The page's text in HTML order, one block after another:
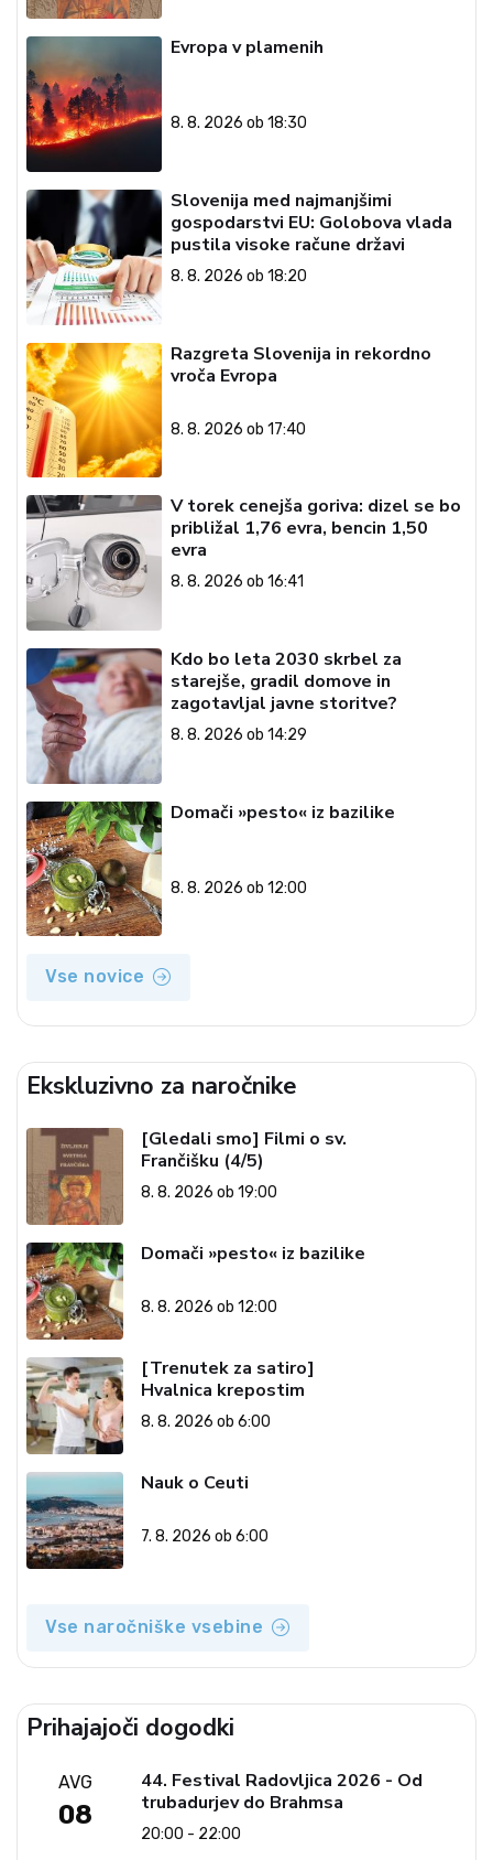
Evropa v plamenih
8. 8. 2026 ob 18:30
Slovenija med najmanjšimi
gospodarstvi EU: Golobova vlada
pustila visoke račune državi
8. 8. 2026 ob 18:20
Razgreta Slovenija in rekordno
vroča Evropa
8. 8. 2026 ob 17:40
V torek cenejša goriva: dizel se bo
približal 1,76 evra, bencin 1,50
evra
8. 8. 2026 ob 16:41
Kdo bo leta 2030 skrbel za
starejše, gradil domove in
zagotavljal javne storitve?
8. 8. 2026 ob 14:29
Domači »pesto« iz bazilike
8. 8. 2026 ob 12:00
Vse novice
Ekskluzivno za naročnike
[Gledali smo] Filmi o sv.
Frančišku (4/5)
8. 8. 2026 ob 19:00
Domači »pesto« iz bazilike
8. 8. 2026 ob 12:00
[Trenutek za satiro]
Hvalnica krepostim
8. 8. 2026 ob 6:00
Nauk o Ceuti
7. 8. 2026 ob 6:00
Vse naročniške vsebine
Prihajajoči dogodki
AVG
08
44. Festival Radovljica 2026 - Od
trubadurjev do Brahmsa
20:00 - 22:00